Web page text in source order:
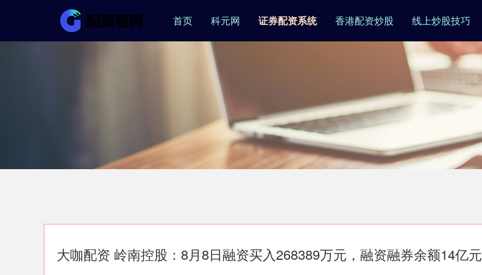
首页 科元网 证券配资系统 香港配资炒股 线上炒股技巧
大咖配资 岭南控股：8月8日融资买入268389万元，融资融券余额14亿元